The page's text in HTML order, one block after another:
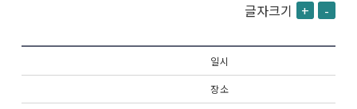
글자크기 + -
일 시
장 소